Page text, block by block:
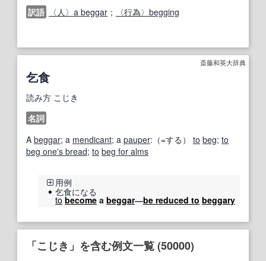
訳語 〈人〉a beggar ； 〈行為〉begging
斎藤和英大辞典
乞食
読み方 こじき
名詞
A beggar; a mendicant; a pauper:（=する） to beg; to
beg one's bread; to beg for alms
用例
乞食になる
to become a beggar―be reduced to beggary
「こじき」を含む例文一覧 (50000)